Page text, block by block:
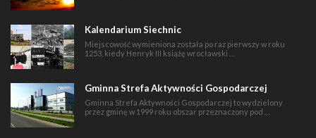
Kalendarium Siechnic
Miejscowość wymieniona została po raz pierwszy w roku
1253, kiedy Henryk III książę wrocławski …
Gminna Strefa Aktywności Gospodarczej
Gminna Strefa Aktywności Gospodarczej to wydzielony
przez gminę w 1999 roku obszar przeznaczony pod …